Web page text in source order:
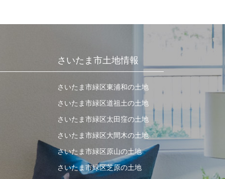
さいたま市土地情報
さいたま市緑区東浦和の土地
さいたま市緑区道祖土の土地
さいたま市緑区太田窪の土地
さいたま市緑区大間木の土地
さいたま市緑区原山の土地
さいたま市緑区芝原の土地